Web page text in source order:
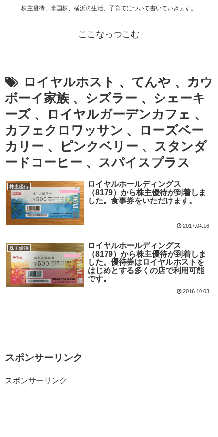
株主優待、米国株、横浜の生活、子育てについて書いていきます。
ここなっつこむ
ロイヤルホスト 、てんや 、カウ
ボーイ家族 、シズラー 、シェーキ
ーズ 、ロイヤルガーデンカフェ 、
カフェクロワッサン 、ローズベー
カリー 、ピンクベリー 、スタンダ
ードコーヒー 、スパイスプラス
株主優待
ロイヤルホールディングス
（8179）から株主優待が到着しま
した。食事券をいただけます。
2017.04.16
株主優待
ロイヤルホールディングス
（8179）から株主優待が到着しま
した。優待券はロイヤルホストを
はじめとする多くの店で利用可能
です。
2016.10.03
スポンサーリンク
スポンサーリンク